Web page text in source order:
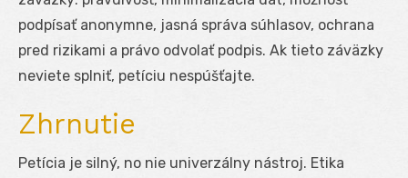
podpísať anonymne, jasná správa súhlasov, ochrana
pred rizikami a právo odvolať podpis. Ak tieto záväzky
neviete splniť, petíciu nespúšťajte.
Zhrnutie
Petícia je silný, no nie univerzálny nástroj. Etika